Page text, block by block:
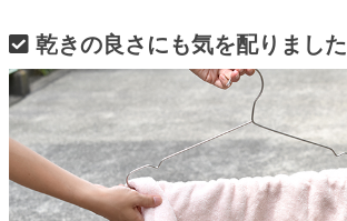
乾きの良さにも気を配りました